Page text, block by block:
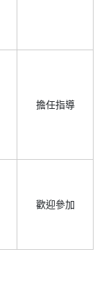
擔任指導
歡迎參加